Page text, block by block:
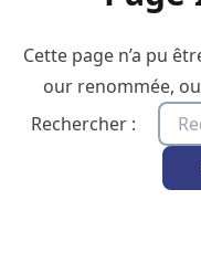
Cette page n’a pu
our renommée,
Rechercher :